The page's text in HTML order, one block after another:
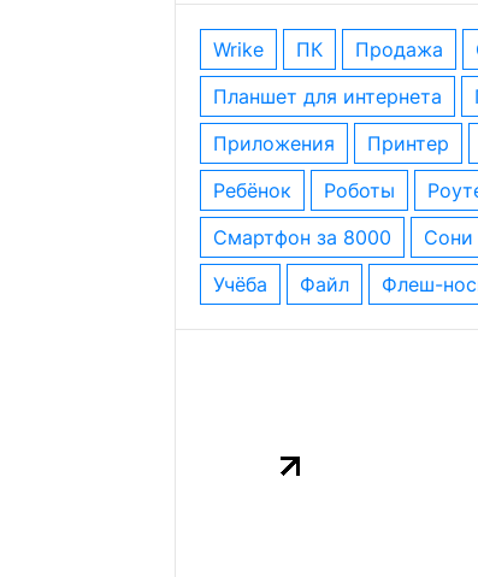
wrike ПК Продажа
планшет для интернета
приложения
принтер
ребёнок
роботы
смартфон за 8000
сони
учёба
файл флеш-